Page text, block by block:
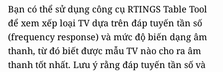
Bạn có thể sử dụng công cụ RTINGS Table Tool
để xem xếp loại TV dựa trên đáp tuyến tần số
(frequency response) và mức độ biến dạng âm
thanh, từ đó biết được mẫu TV nào cho ra âm
thanh tốt nhất. Lưu ý rằng đáp tuyến tần số và